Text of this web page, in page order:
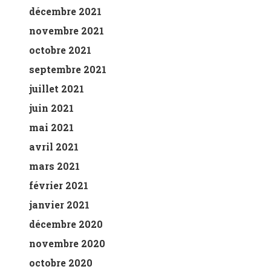
décembre 2021
novembre 2021
octobre 2021
septembre 2021
juillet 2021
juin 2021
mai 2021
avril 2021
mars 2021
février 2021
janvier 2021
décembre 2020
novembre 2020
octobre 2020